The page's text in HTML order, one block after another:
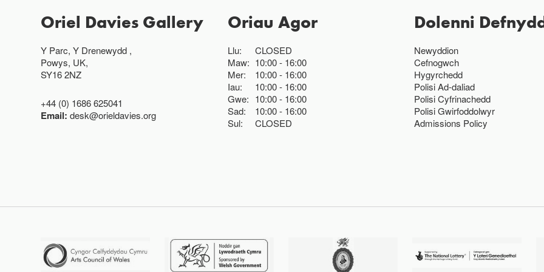
Oriel Davies Gallery
Y Parc, Y Drenewydd ,
Powys, UK,
SY16 2NZ
+44 (0) 1686 625041
Email:desk@orieldavies.org
Oriau Agor
Llu:
CLOSED
Maw: 10:00
16:00
Mer:
10:00
16:00
Iau:
10:00
16:00
Gwe: 10:00
16:00
Sad:
10:00
16:00
Sul:
CLOSED
Dolenni
Newyddion
Cefnogwch
Hygyrchedd
Polisi Ad-daliad
Polisi Cyfrinachedd
Polisi Gwirfoddolwyr
Admissions Policy